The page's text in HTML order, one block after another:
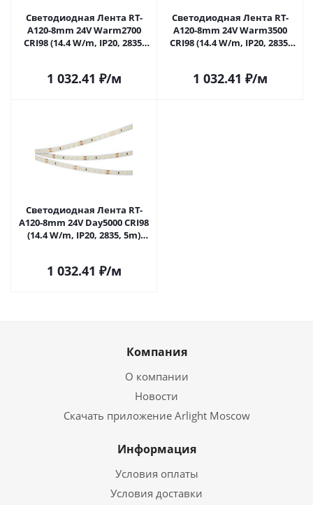
Светодиодная Лента RT-
A120-8mm 24V Warm2700
CRI98 (14.4 W/m, IP20, 2835,
1 032.41 ₽/м
Светодиодная Лента RT-
A120-8mm 24V Warm3500
CRI98 (14.4 W/m, IP20, 2835,
1 032.41 ₽/м
Светодиодная Лента RT-
A120-8mm 24V Day5000 CRI98
(14.4 W/m, IP20, 2835, 5m)
1 032.41 ₽/м
Компания
О компании
Новости
Скачать приложение Arlight Moscow
Информация
Условия оплаты
Условия доставки